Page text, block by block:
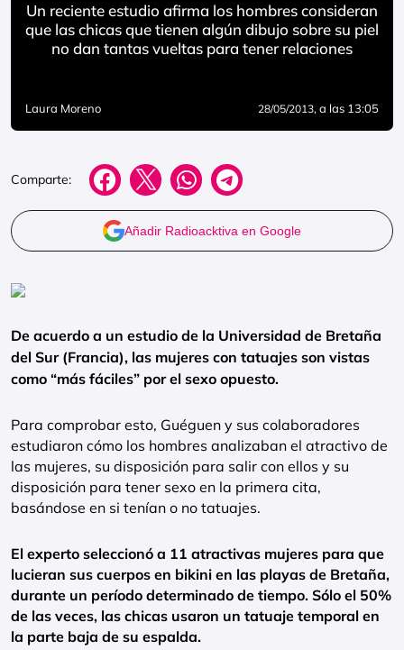
Un reciente estudio afirma los hombres consideran
que las chicas que tienen algún dibujo sobre su piel
no dan tantas vueltas para tener relaciones
Laura Moreno 28/05/2013, a las 13:05
Comparte:
Añadir Radioacktiva en Google
De acuerdo a un estudio de la Universidad de Bretaña
del Sur (Francia), las mujeres con tatuajes son vistas
como “más fáciles” por el sexo opuesto.
Para comprobar esto, Guéguen y sus colaboradores
estudiaron cómo los hombres analizaban el atractivo de
las mujeres, su disposición para salir con ellos y su
disposición para tener sexo en la primera cita,
basándose en si tenían o no tatuajes.
El experto seleccionó a 11 atractivas mujeres para que
lucieran sus cuerpos en bikini en las playas de Bretaña,
durante un período determinado de tiempo. Sólo el 50%
de las veces, las chicas usaron un tatuaje temporal en
la parte baja de su espalda.